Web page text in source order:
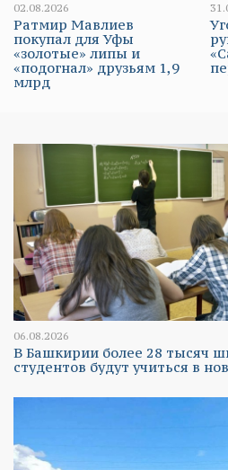
02.08.2026
Ратмир Мавлиев
покупал для Уфы
«золотые» липы и
«подогнал» друзьям 1,9
млрд
06.08.2026
В Башкирии более 28 тысяч
студентов будут учиться в